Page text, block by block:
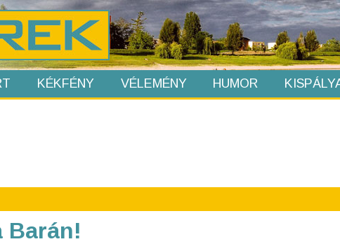
KÉKFÉNY VÉLEMÉNY HUMOR
Barán!